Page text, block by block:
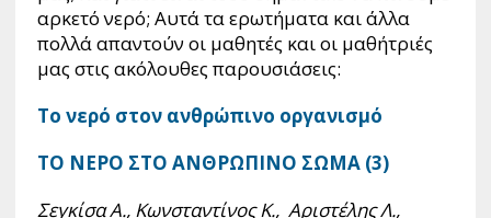
αρκετό νερό; Αυτά τα ερωτήματα και άλλα
πολλά απαντούν οι μαθητές και οι μαθήτριές
μας στις ακόλουθες παρουσιάσεις:
Το νερό στον ανθρώπινο οργανισμό
ΤΟ ΝΕΡΟ ΣΤΟ ΑΝΘΡΩΠΙΝΟ ΣΩΜΑ (3)
Σεγκίσα Α., Κωνσταντίνος Κ., Αριστέλης Λ.,